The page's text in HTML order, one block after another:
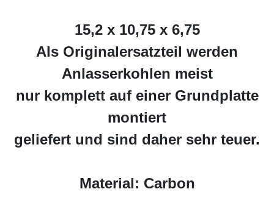
15,2 x 10,75 x 6,75
Als Originalersatzteil werden
Anlasserkohlen meist
nur komplett auf einer Grundplatte
montiert
geliefert und sind daher sehr teuer.
Material: Carbon